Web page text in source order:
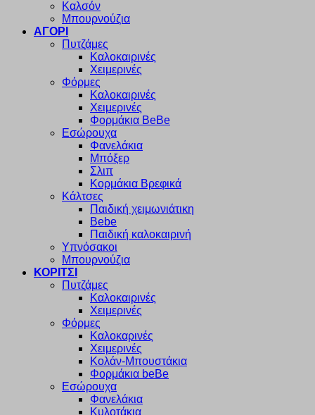
Καλσόν
Μπουρνούζια
ΑΓΟΡΙ
Πυτζάμες
Καλοκαιρινές
Χειμερινές
Φόρμες
Καλοκαιρινές
Χειμερινές
Φορμάκια BeBe
Εσώρουχα
Φανελάκια
Μπόξερ
Σλιπ
Κορμάκια Βρεφικά
Κάλτσες
Παιδική χειμωνιάτικη
Bebe
Παιδική καλοκαιρινή
Υπνόσακοι
Μπουρνούζια
ΚΟΡΙΤΣΙ
Πυτζάμες
Καλοκαιρινές
Χειμερινές
Φόρμες
Καλοκαρινές
Χειμερινές
Κολάν-Μπουστάκια
Φορμάκια beBe
Εσώρουχα
Φανελάκια
Κυλοτάκια